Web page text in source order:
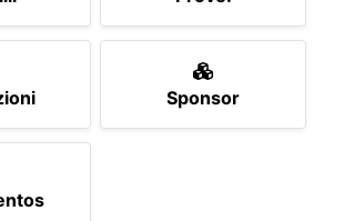
Sponsor